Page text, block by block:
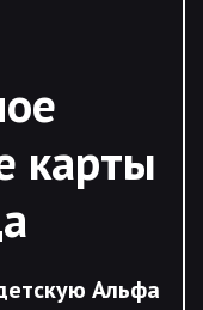
карты
Альфа